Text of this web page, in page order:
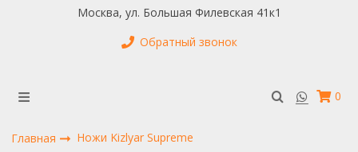
Москва, ул. Большая Филевская 41к1
Обратный звонок
0
Главная Ножи Kizlyar Supreme